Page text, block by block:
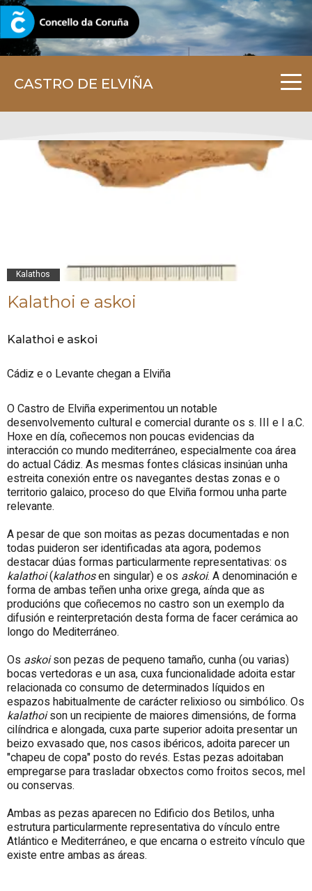
CASTRO DE ELVIÑA
CORUNA.GAL
Kalathos
Kalathoi e askoi
Kalathoi e askoi
Cádiz e o Levante chegan a Elviña
O Castro de Elviña experimentou un notable
desenvolvemento cultural e comercial durante os s. III e I a.C.
Hoxe en día, coñecemos non poucas evidencias da
interacción co mundo mediterráneo, especialmente coa área
do actual Cádiz. As mesmas fontes clásicas insinúan unha
estreita conexión entre os navegantes destas zonas e o
territorio galaico, proceso do que Elviña formou unha parte
relevante.
A pesar de que son moitas as pezas documentadas e non
todas puideron ser identificadas ata agora, podemos
destacar dúas formas particularmente representativas: os
kalathoi(kalathosen singular) e os askoi. A denominación e
forma de ambas teñen unha orixe grega, aínda que as
producións que coñecemos no castro son un exemplo da
difusión e reinterpretación desta forma de facer cerámica ao
longo do Mediterráneo.
Os askoison pezas de pequeno tamaño, cunha (ou varias)
bocas vertedoras e un asa, cuxa funcionalidade adoita estar
relacionada co consumo de determinados líquidos en
espazos habitualmente de carácter relixioso ou simbólico. Os
kalathoison un recipiente de maiores dimensións, de forma
cilíndrica e alongada, cuxa parte superior adoita presentar un
beizo exvasado que, nos casos ibéricos, adoita parecer un
"chapeu de copa" posto do revés. Estas pezas adoitaban
empregarse para trasladar obxectos como froitos secos, mel
ou conservas.
Ambas as pezas aparecen no Edificio dos Betilos, unha
estrutura particularmente representativa do vínculo entre
Atlántico e Mediterráneo, e que encarna o estreito vínculo que
existe entre ambas as áreas.